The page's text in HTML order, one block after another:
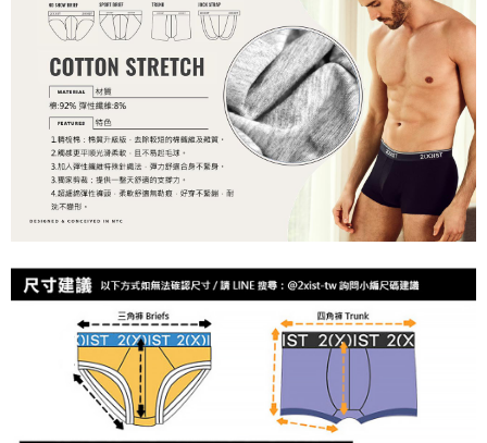
【注意事項】
１．透過由恩沛科技股份有限公司提供之「AFTEE先享後付」服務完成之交
易，需依本服務之必要範圍內提供個人資料，並將交易相關給付款項請求債
權轉讓予恩沛科技股份有限公司。
２．關於個人資料處理事宜，請瀏覽以下網址：
https://aftee.tw/terms/#terms3
３．未成年的使用者請事先徵得法定代理人或監護人之同意方可使用
「AFTEE先享後付」，若未經同意申辦者引起之損失，本公司不負相關責
任。
４．使用「AFTEE先享後付」時，將依據個別帳號之用戶狀況，依本公司即
時審查核予不同之上限額度；若仍有額度不足之情形，本公司將視審查結果
請求用戶進行身份認證。
５．嚴禁一人註冊多個帳號或使用他人資訊註冊。若發現惡意使用之情形，
每筆NT$85，滿NT$1,200(含以上)免運費
澎湖、金門、馬祖、小琉球、綠島、蘭嶼(郵局配送)
每筆NT$125
郵局快捷(隔天到貨，需先line@客服通知小編)
每筆NT$100
海外宅配 查看運費